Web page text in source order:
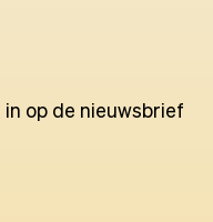
op de nieuwsbrief